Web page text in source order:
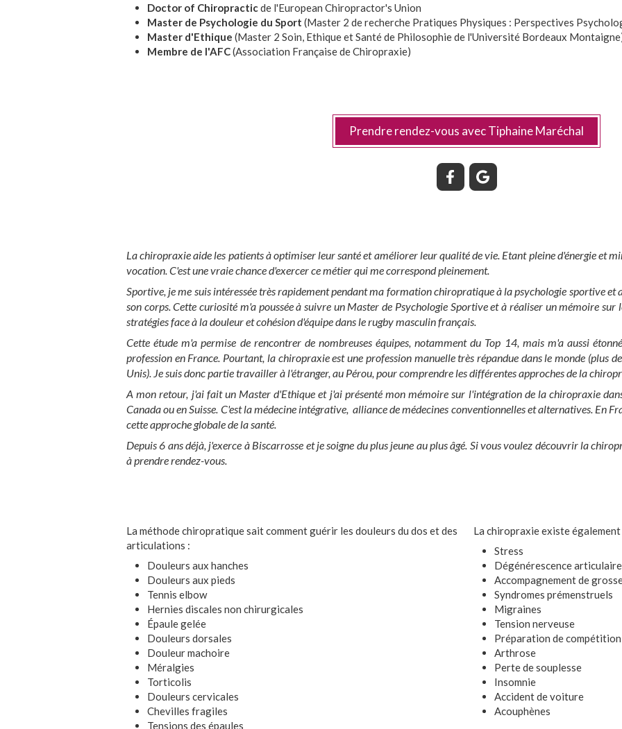
Doctor of Chiropracticde l'European Chiropractor's Union
Master de Psychologie du Sport (Master 2 de recherche Pratiques Physiques : Perspectives
Master d'Ethique (Master 2 Soin, Ethique et Santé de Philosophie de l'Université Bordeaux
Membre de l'AFC(Association Française de Chiropraxie)
Prendre rendez-vous avec Tiphaine Maréchal
La chiropraxie aide les patients à optimiser leur santé et améliorer leur qualité de vie. Etant pleine d'énergie et
vocation. C'est une vraie chance d'exercer ce métier qui me correspond pleinement.
Sportive, je me suis intéressée très rapidement pendant ma formation chiropratique à la psychologie sportive
son corps. Cette curiosité m'a poussée à suivre un Master de Psychologie Sportive et à réaliser un mémoire
stratégies face à la douleur et cohésion d'équipe dans le rugby masculin français.
Cette étude m'a permise de rencontrer de nombreuses équipes, notamment du Top 14, mais m'a aussi
profession en France. Pourtant, la chiropraxie est une profession manuelle très répandue dans le monde (plus
Unis). Je suis donc partie travailler à l'étranger, au Pérou, pour comprendre les différentes approches de la
A mon retour, j'ai fait un Master d'Ethique et j'ai présenté mon mémoire sur l'intégration de la chiropraxie
Canada ou en Suisse. C'est la médecine intégrative, alliance de médecines conventionnelles et alternatives. En
cette approche globale de la santé.
Depuis 6 ans déjà, j'exerce à Biscarrosse et je soigne du plus jeune au plus âgé. Si vous voulez découvrir la
à prendre rendez-vous.
La méthode chiropratique sait comment guérir les douleurs du dos et des
articulations :
Douleurs aux hanches
Douleurs aux pieds
Tennis elbow
Hernies discales non chirurgicales
Épaule gelée
Douleurs dorsales
Douleur machoire
Méralgies
Torticolis
Douleurs cervicales
Chevilles fragiles
Tensions des épaules
La chiropraxie existe
Stress
Dégénérescence articulaire
Accompagnement de
Syndromes prémenstruels
Migraines
Tension nerveuse
Préparation de
Arthrose
Perte de souplesse
Insomnie
Accident de voiture
Acouphènes